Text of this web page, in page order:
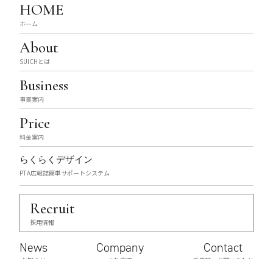
HOME
ホーム
About
SUICHとは
Business
事業案内
Price
料金案内
らくらくデザイン
PTA広報誌簡単サポートシステム
Recruit
採用情報
News Company Contact